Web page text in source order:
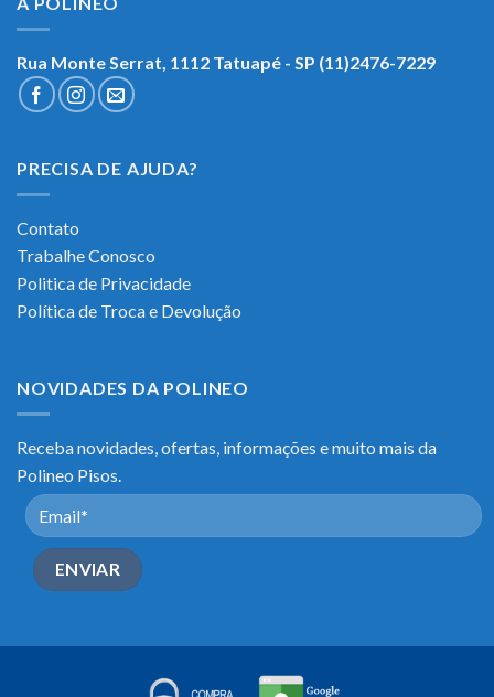
Rua Monte Serrat, 1112 Tatuapé - SP (11)2476-7229
PRECISA DE AJUDA?
Contato
Trabalhe Conosco
Politica de Privacidade
Política de Troca e Devolução
NOVIDADES DA POLINEO
Receba novidades, ofertas, informações e muito mais da
Polineo Pisos.